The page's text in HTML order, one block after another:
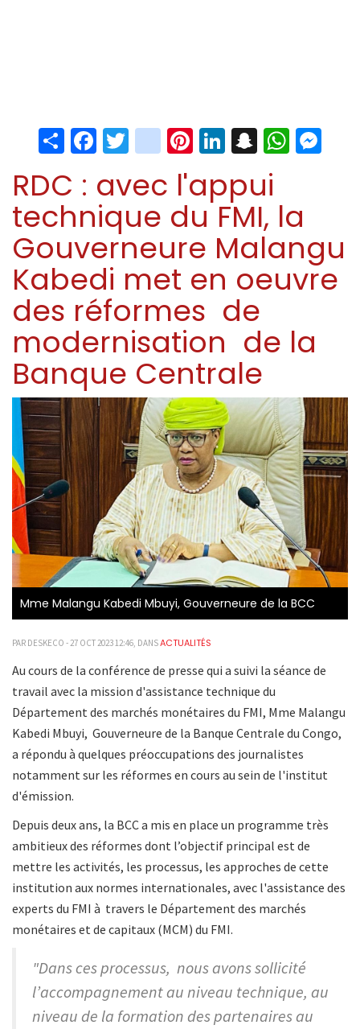
ShareFacebook
Twitter
instagram
Pinterest
LinkedIn
Snapchat
RDC : avec l'appui
technique du FMI, la
Gouverneure Malangu
Kabedi met en oeuvre
des réformes de
modernisation de la
Banque Centrale
Mme Malangu Kabedi Mbuyi, Gouverneure de la BCC
PAR DESKECO - 27 OCT 2023 12:46, DANSACTUALITÉS
Au cours de la conférence de presse qui a suivi la séance de
travail avec la mission d'assistance technique du
Département des marchés monétaires du FMI, Mme Malangu
Kabedi Mbuyi, Gouverneure de la Banque Centrale du Congo,
a répondu à quelques préoccupations des journalistes
notamment sur les réformes en cours au sein de l'institut
d'émission.
Depuis deux ans, la BCC a mis en place un programme très
ambitieux des réformes dont l’objectif principal est de
mettre les activités, les processus, les approches de cette
institution aux normes internationales, avec l'assistance des
experts du FMI à travers le Département des marchés
monétaires et de capitaux (MCM) du FMI.
"Dans ces processus, nous avons sollicité
l’accompagnement au niveau technique, au
niveau de la formation des partenaires au